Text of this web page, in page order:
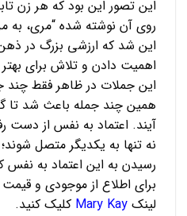
این تصور این بود که هر زن
روی آن نوشته شده “مری،
این شد که ارزشی بزرگ در
اهمیت دادن و تلاش برای
این جملات در ظاهر فقط چند
همین چند جمله باعث شد تا
آیند. اعتماد به نفس از دست
نه تنها به یکدیگر متصل
رسیدن به این اعتماد به نفس
برای اطلاع از موجودی و
لینک Mary Kay کلیک کنید.